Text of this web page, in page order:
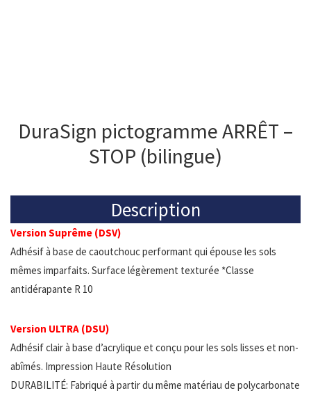
DuraSign pictogramme ARRÊT –
STOP (bilingue)
Description
Version Suprême (DSV)
Adhésif à base de caoutchouc performant qui épouse les sols
mêmes imparfaits. Surface légèrement texturée *Classe
antidérapante R 10
Version ULTRA (DSU)
Adhésif clair à base d’acrylique et conçu pour les sols lisses et non-
abîmés. Impression Haute Résolution
DURABILITÉ: Fabriqué à partir du même matériau de polycarbonate